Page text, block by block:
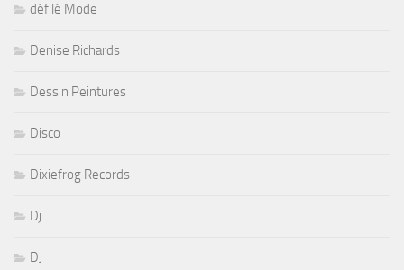
défilé Mode
Denise Richards
Dessin Peintures
Disco
Dixiefrog Records
Dj
DJ